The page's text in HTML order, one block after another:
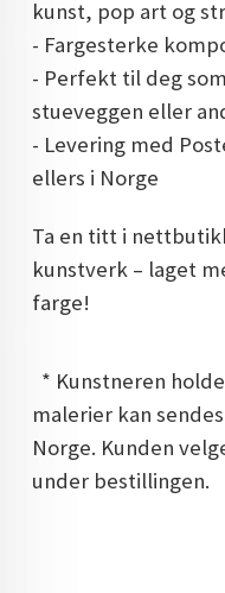
kunst, pop art og
- Fargesterke
- Perfekt til deg
stueveggen eller
- Levering med
ellers i Norge
Ta en titt i
kunstverk – laget
farge!
* Kunstneren
malerier kan
Norge. Kunden
under bestillingen.